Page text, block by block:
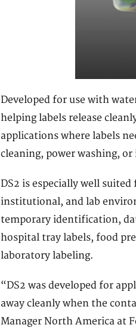
Developed for use with
helping labels release
applications where labels
cleaning, power washing,
DS2 is especially well
institutional, and lab
temporary identification,
hospital tray labels, food
laboratory labeling.
“DS2 was developed for
away cleanly when the
Manager North America at